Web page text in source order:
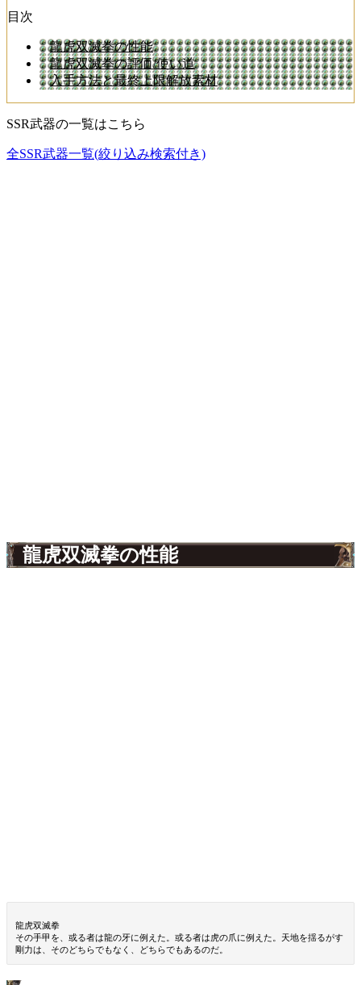
目次
龍虎双滅拳の性能
龍虎双滅拳の評価/使い道
入手方法と最終上限解放素材
SSR武器の一覧はこちら
全SSR武器一覧(絞り込み検索付き)
龍虎双滅拳の性能
龍虎双滅拳
その手甲を、或る者は龍の牙に例えた。或る者は虎の爪に例えた。天地を揺るがす
剛力は、そのどちらでもなく、どちらでもあるのだ。